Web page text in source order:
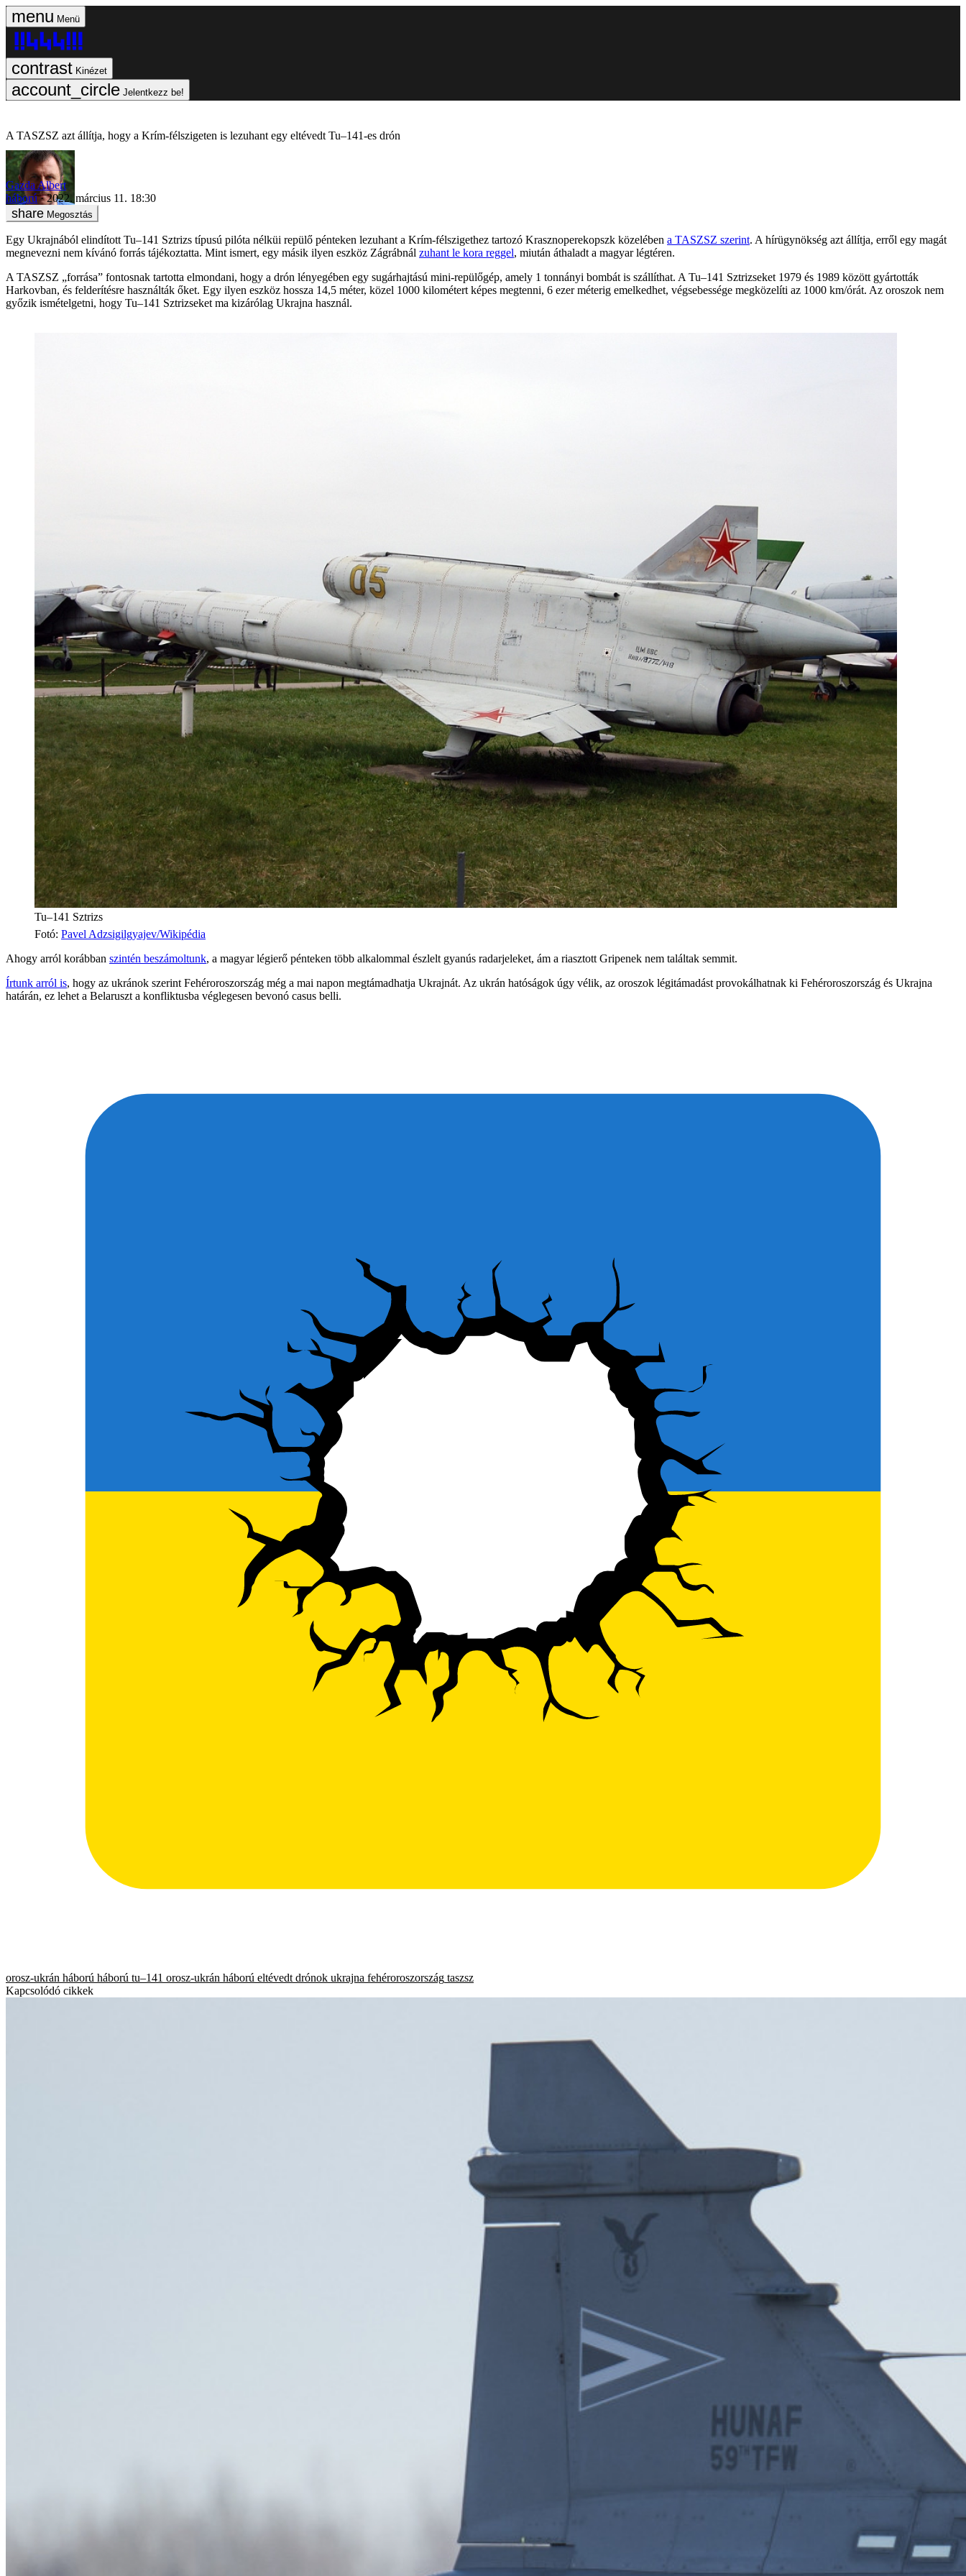
Menü
Kinézet
Jelentkezz be!
A TASZSZ azt állítja, hogy a Krím-félszigeten is lezuhant egy eltévedt Tu–141-es drón
Gazda Albert
háború
2022. március 11. 18:30
Megosztás
Egy Ukrajnából elindított Tu–141 Sztrizs típusú pilóta nélküi repülő pénteken lezuhant a Krím-félszigethez tartozó Krasznoperekopszk közelében a TASZSZ szerint. A hírügynökség azt állítja, erről egy magát
megnevezni nem kívánó forrás tájékoztatta. Mint ismert, egy másik ilyen eszköz Zágrábnál zuhant le kora reggel, miután áthaladt a magyar légtéren.
A TASZSZ „forrása” fontosnak tartotta elmondani, hogy a drón lényegében egy sugárhajtású mini-repülőgép, amely 1 tonnányi bombát is szállíthat. A Tu–141 Sztrizseket 1979 és 1989 között gyártották
Harkovban, és felderítésre használták őket. Egy ilyen eszköz hossza 14,5 méter, közel 1000 kilométert képes megtenni, 6 ezer méterig emelkedhet, végsebessége megközelíti az 1000 km/órát. Az oroszok nem
győzik ismételgetni, hogy Tu–141 Sztrizseket ma kizárólag Ukrajna használ.
Tu–141 Sztrizs
Fotó: Pavel Adzsigilgyajev/Wikipédia
Ahogy arról korábban szintén beszámoltunk, a magyar légierő pénteken több alkalommal észlelt gyanús radarjeleket, ám a riasztott Gripenek nem találtak semmit.
Írtunk arról is, hogy az ukránok szerint Fehéroroszország még a mai napon megtámadhatja Ukrajnát. Az ukrán hatóságok úgy vélik, az oroszok légitámadást provokálhatnak ki Fehéroroszország és Ukrajna
határán, ez lehet a Belaruszt a konfliktusba véglegesen bevonó casus belli.
orosz-ukrán háború háború tu–141 orosz-ukrán háború eltévedt drónok ukrajna fehéroroszország taszsz
Kapcsolódó cikkek